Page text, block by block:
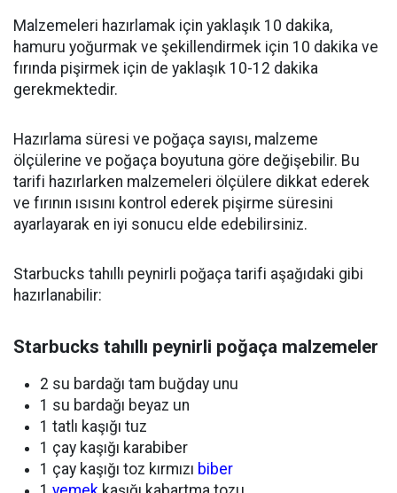
Malzemeleri hazırlamak için yaklaşık 10 dakika,
hamuru yoğurmak ve şekillendirmek için 10 dakika ve
fırında pişirmek için de yaklaşık 10-12 dakika
gerekmektedir.
Hazırlama süresi ve poğaça sayısı, malzeme
ölçülerine ve poğaça boyutuna göre değişebilir. Bu
tarifi hazırlarken malzemeleri ölçülere dikkat ederek
ve fırının ısısını kontrol ederek pişirme süresini
ayarlayarak en iyi sonucu elde edebilirsiniz.
Starbucks tahıllı peynirli poğaça tarifi aşağıdaki gibi
hazırlanabilir:
Starbucks tahıllı peynirli poğaça malzemeler
2 su bardağı tam buğday unu
1 su bardağı beyaz un
1 tatlı kaşığı tuz
1 çay kaşığı karabiber
1 çay kaşığı toz kırmızı biber